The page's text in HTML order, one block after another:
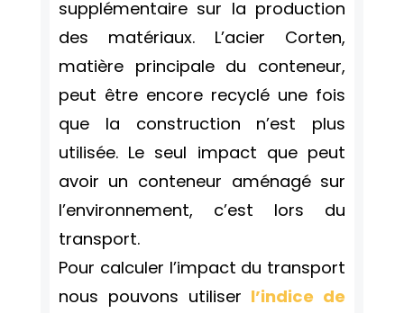
supplémentaire sur la production
des matériaux. L’acier Corten,
matière principale du conteneur,
peut être encore recyclé une fois
que la construction n’est plus
utilisée. Le seul impact que peut
avoir un conteneur aménagé sur
l’environnement, c’est lors du
transport.
Pour calculer l’impact du transport
nous pouvons utiliser l’indice de